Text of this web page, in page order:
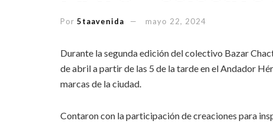
Por 5taavenida mayo 22, 2024
Durante la segunda edición del colectivo Bazar
de abril a partir de las 5 de la tarde en el Andador
marcas de la ciudad.
Contaron con la participación de creaciones para